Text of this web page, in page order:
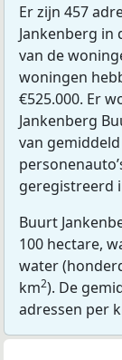
Er zijn 457
Jankenberg in
van de
woningen
€525.000. Er
Jankenberg
van
geregistreerd
Buurt
100 hectare,
water
km2). De
adressen per